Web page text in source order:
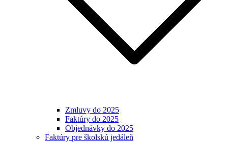
Zmluvy do 2025
Faktúry do 2025
Objednávky do 2025
Faktúry pre školskú jedáleň